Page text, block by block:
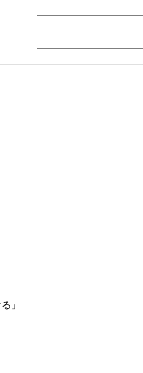
」